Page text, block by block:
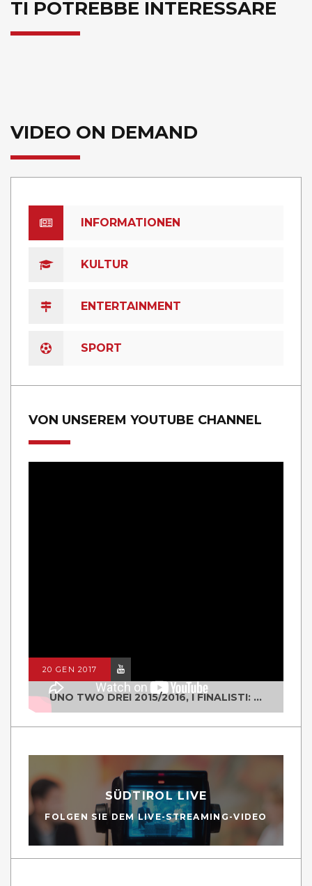
TI POTREBBE INTERESSARE
VIDEO ON DEMAND
INFORMATIONEN
KULTUR
ENTERTAINMENT
SPORT
VON UNSEREM YOUTUBE CHANNEL
20 GEN 2017
UNO TWO DREI 2015/2016, I FINALISTI: CLASSE IV ALS ISTITUTO "DEGASPERI" BORGO VALSUGANA
SÜDTIROL LIVE
FOLGEN SIE DEM LIVE-STREAMING-VIDEO